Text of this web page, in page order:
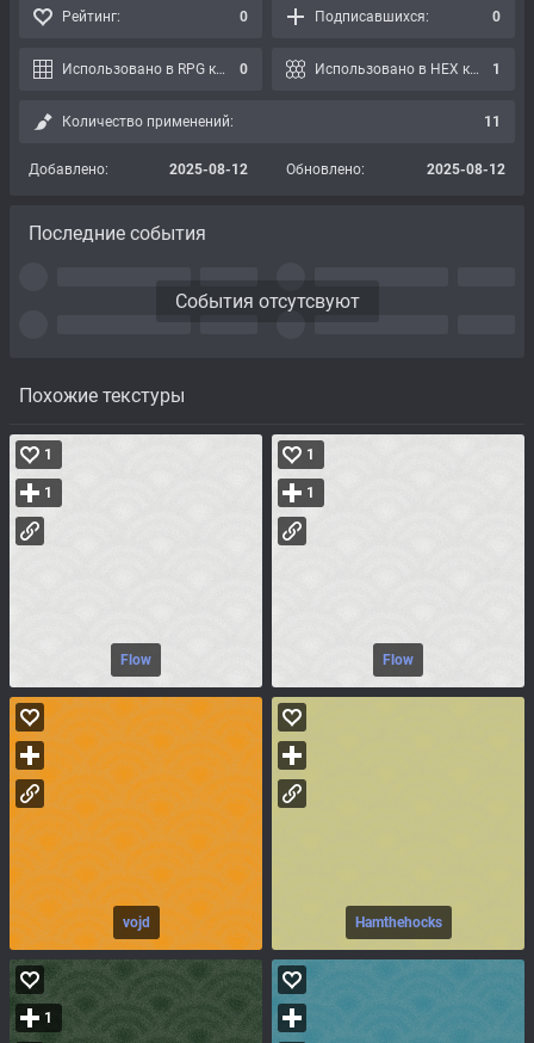
Похожие текстуры
Flow
1
1
Flow
1
1
vojd Hamthehocks
1
Рейтинг: 0 Подписавшихся: 0
Использовано в RPG картах: 0 Использовано в HEX картах: 1
Количество применений: 11
Добавлено: 2025-08-12 Обновлено: 2025-08-12
Последние события
События отсутсвуют